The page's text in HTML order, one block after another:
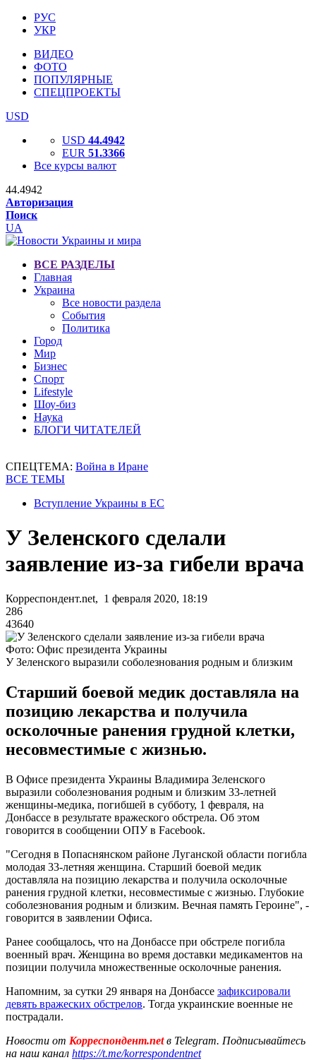
РУС
УКР
ВИДЕО
ФОТО
ПОПУЛЯРНЫЕ
СПЕЦПРОЕКТЫ
USD
USD 44.4942
EUR 51.3366
Все курсы валют
44.4942
Авторизация
Поиск
UA
ВСЕ РАЗДЕЛЫ
Главная
Украина
Все новости раздела
События
Политика
Город
Мир
Бизнес
Спорт
Lifestyle
Шоу-биз
Наука
БЛОГИ ЧИТАТЕЛЕЙ
СПЕЦТЕМА: Война в Иране
ВСЕ ТЕМЫ
Вступление Украины в ЕС
У Зеленского сделали
заявление из-за гибели врача
Корреспондент.net, 1 февраля 2020, 18:19
286
43640
Фото: Офис президента Украины
У Зеленского выразили соболезнования родным и близким
Старший боевой медик доставляла на
позицию лекарства и получила
осколочные ранения грудной клетки,
несовместимые с жизнью.
В Офисе президента Украины Владимира Зеленского
выразили соболезнования родным и близким 33-летней
женщины-медика, погибшей в субботу, 1 февраля, на
Донбассе в результате вражеского обстрела. Об этом
говорится в сообщении ОПУ в Facebook.
"Сегодня в Попаснянском районе Луганской области погибла
молодая 33-летняя женщина. Старший боевой медик
доставляла на позицию лекарства и получила осколочные
ранения грудной клетки, несовместимые с жизнью. Глубокие
соболезнования родным и близким. Вечная память Героине", -
говорится в заявлении Офиса.
Ранее сообщалось, что на Донбассе при обстреле погибла
военный врач. Женщина во время доставки медикаментов на
позиции получила множественные осколочные ранения.
Напомним, за сутки 29 января на Донбассе зафиксировали
девять вражеских обстрелов. Тогда украинские военные не
пострадали.
Новости от Корреспондент.netв Telegram. Подписывайтесь
на наш канал https://t.me/korrespondentnet